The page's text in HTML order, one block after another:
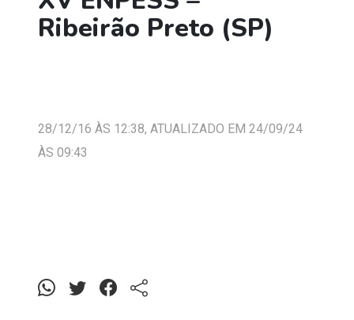
Ribeirão Preto (SP)
28/12/16 ÀS 12:38, ATUALIZADO EM 24/09/24
ÀS 09:43